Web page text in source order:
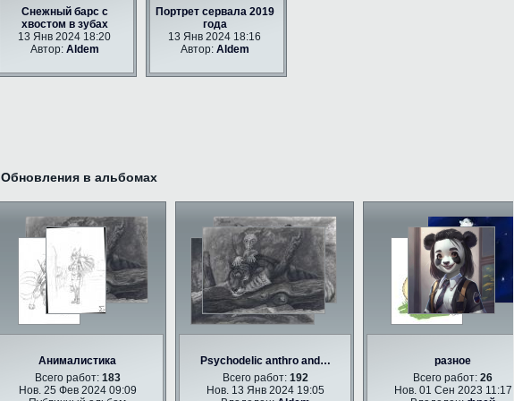
Снежный барс с
хвостом в зубах
13 Янв 2024 18:20
Автор: Aldem
Портрет сервала 2019
года
13 Янв 2024 18:16
Автор: Aldem
Обновления в альбомах
Анималистика
Всего работ:183
Нов. 25 Фев 2024 09:09
Psychodelic anthro and…
Всего работ:192
Нов. 13 Янв 2024 19:05
разное
Всего работ:26
Нов. 01 Сен 2023 11:17